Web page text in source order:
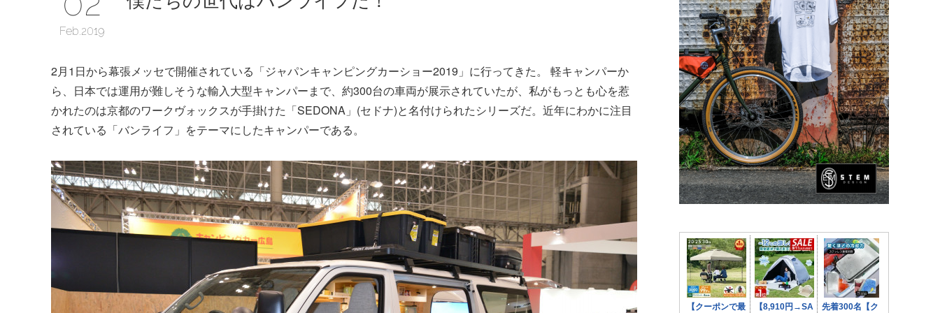
Feb 2019
2月1日から幕張メッセで開催されている「ジャパンキャンピングカーショー2019」に行ってきた。 軽キャンパーか
ら、日本では運用が難しそうな輸入大型キャンパーまで、約300台の車両が展示されていたが、私がもっとも心を惹
かれたのは京都のワークヴォックスが手掛けた「SEDONA」(セドナ)と名付けられたシリーズだ。近年にわかに注目
されている「バンライフ」をテーマにしたキャンパーである。